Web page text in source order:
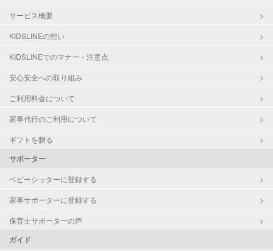
サービス概要
KIDSLINEの想い
KIDSLINEでのマナー・注意点
安心安全への取り組み
ご利用料金について
家事代行のご利用について
ギフトを贈る
サポーター
ベビーシッターに登録する
家事サポーターに登録する
保育士サポーターの声
ガイド